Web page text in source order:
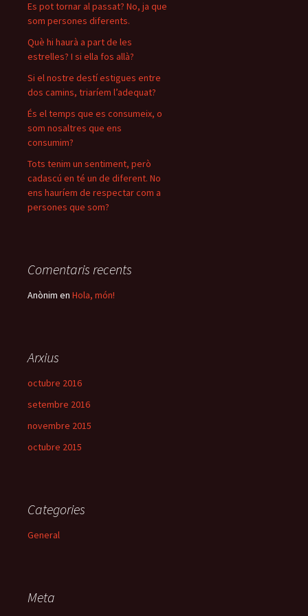
Es pot tornar al passat? No, ja que
som persones diferents.
Què hi haurà a part de les
estrelles? I si ella fos allà?
Si el nostre destí estigues entre
dos camins, triaríem l’adequat?
És el temps que es consumeix, o
som nosaltres que ens
consumim?
Tots tenim un sentiment, però
cadascú en té un de diferent. No
ens hauríem de respectar com a
persones que som?
Comentaris recents
Anònim en Hola, món!
Arxius
octubre 2016
setembre 2016
novembre 2015
octubre 2015
Categories
General
Meta